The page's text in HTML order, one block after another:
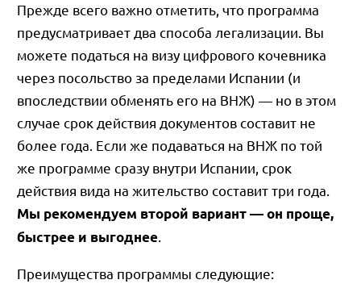
Прежде всего важно отметить, что программа
предусматривает два способа легализации. Вы
можете податься на визу цифрового кочевника
через посольство за пределами Испании (и
впоследствии обменять его на ВНЖ) — но в этом
случае срок действия документов составит не
более года. Если же подаваться на ВНЖ по той
же программе сразу внутри Испании, срок
действия вида на жительство составит три года.
Мы рекомендуем второй вариант — он проще,
быстрее и выгоднее.
Преимущества программы следующие: